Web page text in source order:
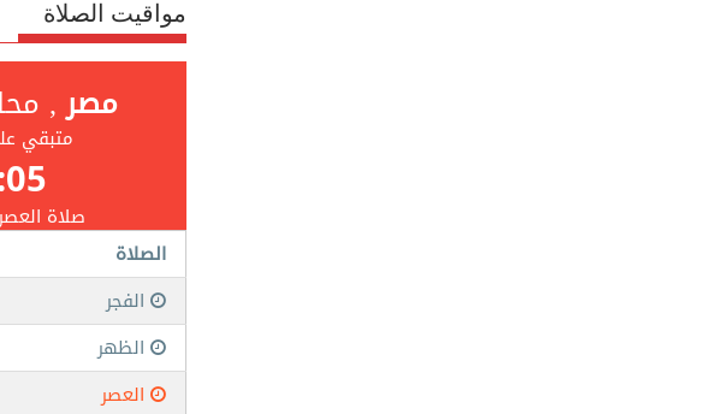
مواقيت الصلاة